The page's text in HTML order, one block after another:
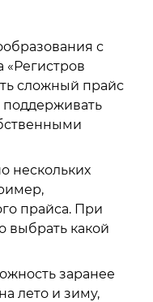
с
сложный прайс
нескольких
прайса. При
какой
заранее
лето и зиму,